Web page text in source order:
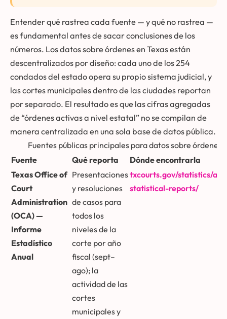
Entender qué rastrea cada fuente — y qué no rastrea —
es fundamental antes de sacar conclusiones de los
números. Los datos sobre órdenes en Texas están
descentralizados por diseño: cada uno de los 254
condados del estado opera su propio sistema judicial, y
las cortes municipales dentro de las ciudades reportan
por separado. El resultado es que las cifras agregadas
de “órdenes activas a nivel estatal” no se compilan de
manera centralizada en una sola base de datos pública.
Fuentes públicas principales para datos sobre órdenes
Fuente
Qué reporta
Dónde encontrarla
Texas Office of
Court
Administration
(OCA) —
Informe
Estadístico
Anual
Presentaciones
y resoluciones
de casos para
todos los
niveles de la
corte por año
fiscal (sept–
ago); la
actividad de las
cortes
municipales y
txcourts.gov/statistics/
statistical-reports/